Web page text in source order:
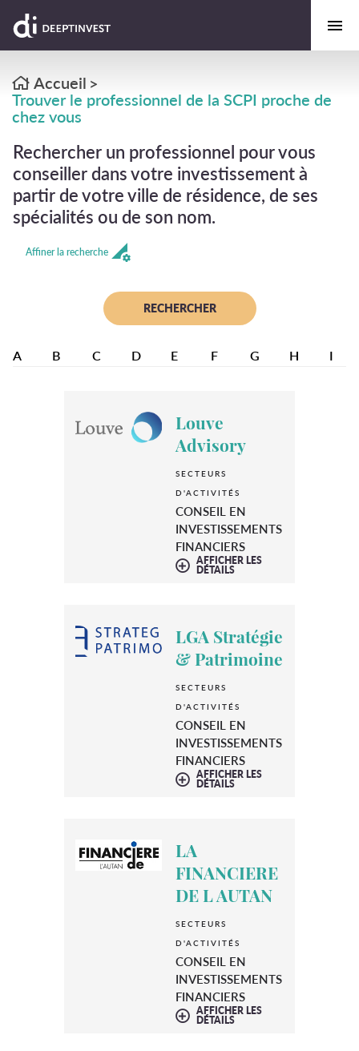
Accueil >
Trouver le professionnel de la SCPI proche de
chez vous
Rechercher un professionnel pour vous
conseiller dans votre investissement à
partir de votre ville de résidence, de ses
spécialités ou de son nom.
Affiner la recherche
A B C D E F G H I
Louve
Advisory
SECTEURS
D'ACTIVITÉS
CONSEIL EN
INVESTISSEMENTS
FINANCIERS
AFFICHER LES
DÉTAILS
LGA Stratégie
& Patrimoine
SECTEURS
D'ACTIVITÉS
CONSEIL EN
INVESTISSEMENTS
FINANCIERS
AFFICHER LES
DÉTAILS
LA
FINANCIERE
DE L AUTAN
SECTEURS
D'ACTIVITÉS
CONSEIL EN
INVESTISSEMENTS
FINANCIERS
AFFICHER LES
DÉTAILS